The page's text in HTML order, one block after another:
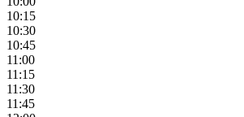
10:15
10:30
10:45
11:00
11:15
11:30
11:45